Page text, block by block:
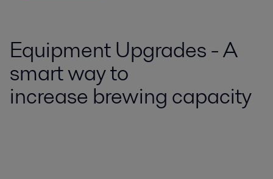
Equipment Upgrades - A
smart way to
increase brewing capacity